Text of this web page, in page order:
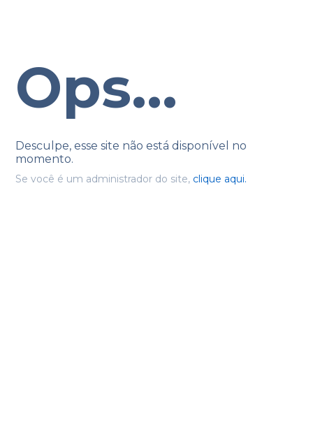
Ops...
Desculpe, esse site não está disponível no
momento.
Se você é um administrador do site, clique aqui.